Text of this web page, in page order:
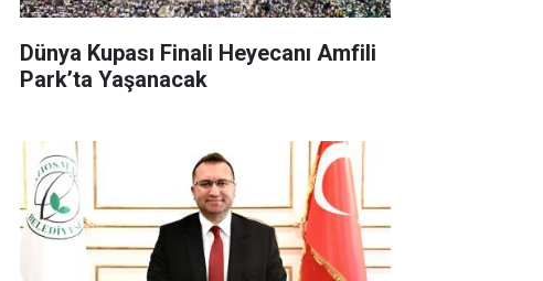
Dünya Kupası Finali Heyecanı Amfili
Park’ta Yaşanacak